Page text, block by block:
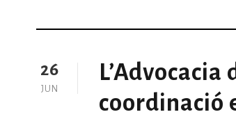
26
JUN
coordinació